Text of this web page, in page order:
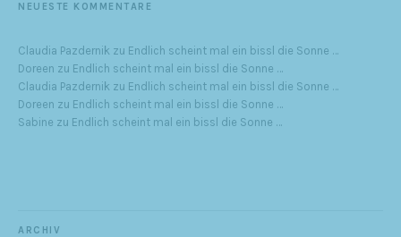
NEUESTE KOMMENTARE
Claudia Pazdernik zu Endlich scheint mal ein bissl die Sonne …
Doreen zu Endlich scheint mal ein bissl die Sonne …
Claudia Pazdernik zu Endlich scheint mal ein bissl die Sonne …
Doreen zu Endlich scheint mal ein bissl die Sonne …
Sabine zu Endlich scheint mal ein bissl die Sonne …
ARCHIV